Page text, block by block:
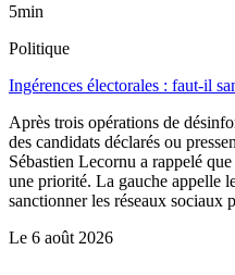
5min
Politique
Ingérences électorales : faut-il
Après trois opérations de
des candidats déclarés ou
Sébastien Lecornu a rappelé
une priorité. La gauche appelle
sanctionner les réseaux sociaux
Le 6 août 2026